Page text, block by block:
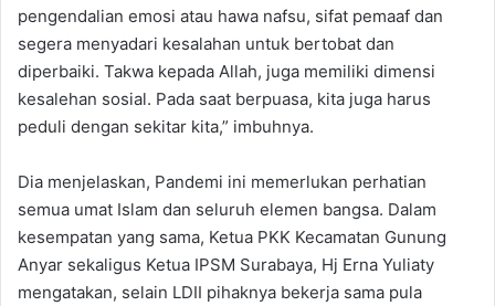
pengendalian emosi atau hawa nafsu, sifat pemaaf dan
segera menyadari kesalahan untuk bertobat dan
diperbaiki. Takwa kepada Allah, juga memiliki dimensi
kesalehan sosial. Pada saat berpuasa, kita juga harus
peduli dengan sekitar kita,” imbuhnya.
Dia menjelaskan, Pandemi ini memerlukan perhatian
semua umat Islam dan seluruh elemen bangsa. Dalam
kesempatan yang sama, Ketua PKK Kecamatan Gunung
Anyar sekaligus Ketua IPSM Surabaya, Hj Erna Yuliaty
mengatakan, selain LDII pihaknya bekerja sama pula